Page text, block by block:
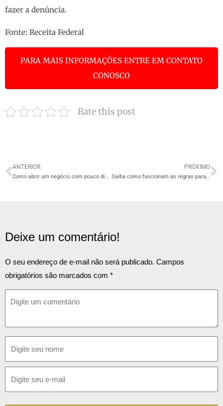
fazer a denúncia.
Fonte: Receita Federal
PARA MAIS INFORMAÇÕES ENTRE EM CONTATO
CONOSCO
Rate this post
ANTERIOR
Como abrir um negócio com pouco dinheiro?
PRÓXIMO
Saiba como funcionam as regras para cada um dos 5 anexos do Simples Nacional!
Deixe um comentário!
O seu endereço de e-mail não será publicado. Campos
obrigatórios são marcados com *